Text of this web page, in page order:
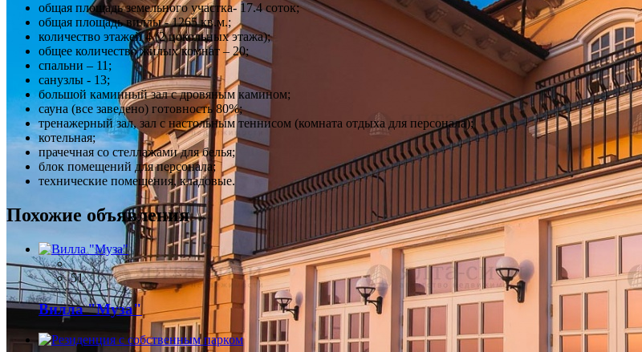
общая площадь земельного участка- 17.4 соток;
общая площадь виллы - 1265 кв.м.;
количество этажей 4 (2 цокольных этажа);
общее количество жилых комнат – 20;
спальни – 11;
санузлы - 13;
большой каминный зал с дровяным камином;
сауна (все заведено) готовность 80%;
тренажерный зал, зал с настольным теннисом (комната отдыха для персонала);
котельная;
прачечная со стеллажами для белья;
блок помещений для персонала;
технические помещения, кладовые.
Похожие объявления
51
Вилла "Муза"